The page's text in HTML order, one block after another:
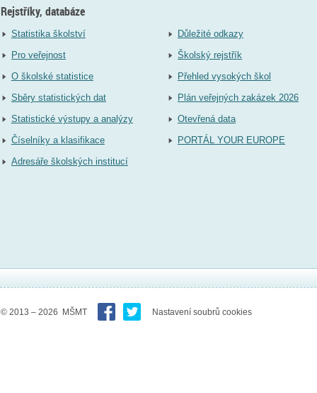
Rejstříky, databáze
Statistika školství
Pro veřejnost
O školské statistice
Sběry statistických dat
Statistické výstupy a analýzy
Číselníky a klasifikace
Adresáře školských institucí
Důležité odkazy
Školský rejstřík
Přehled vysokých škol
Plán veřejných zakázek 2026
Otevřená data
PORTÁL YOUR EUROPE
© 2013 – 2026 MŠMT Nastavení soubrů cookies